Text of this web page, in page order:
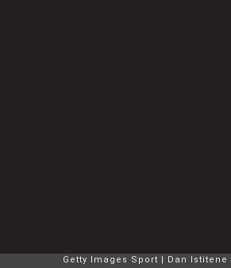
Getty Images Sport Dan Istitene